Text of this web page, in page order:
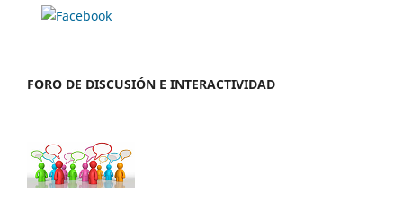
FORO DE DISCUSIÓN E INTERACTIVIDAD